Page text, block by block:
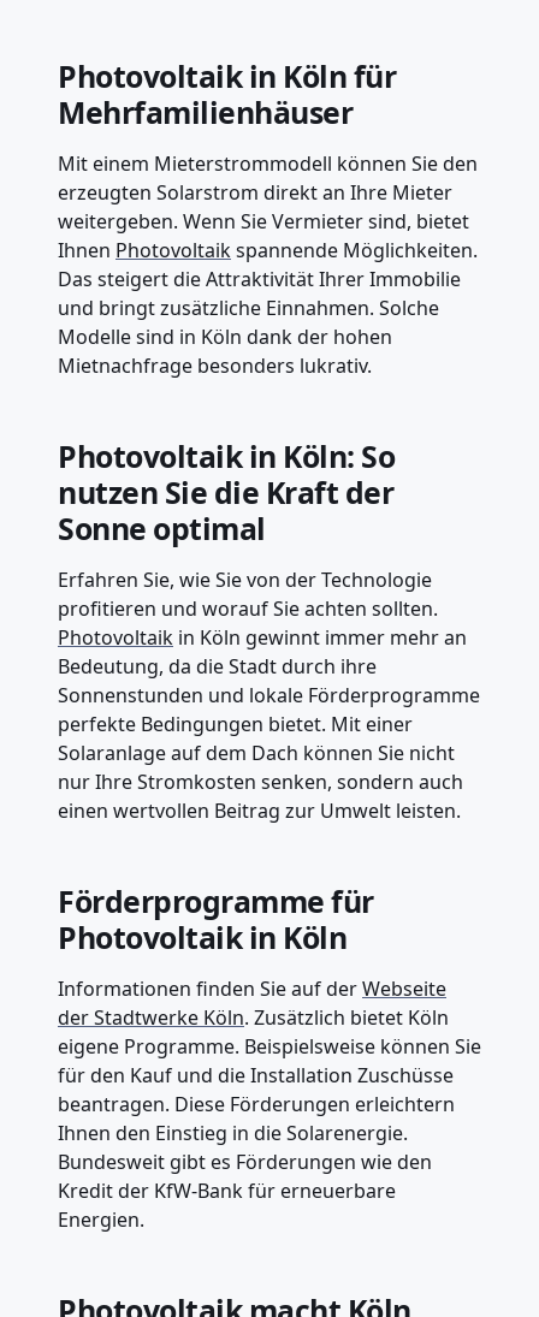
Photovoltaik in Köln für
Mehrfamilienhäuser
Mit einem Mieterstrommodell können Sie den
erzeugten Solarstrom direkt an Ihre Mieter
weitergeben. Wenn Sie Vermieter sind, bietet
Ihnen Photovoltaikspannende Möglichkeiten.
Das steigert die Attraktivität Ihrer Immobilie
und bringt zusätzliche Einnahmen. Solche
Modelle sind in Köln dank der hohen
Mietnachfrage besonders lukrativ.
Photovoltaik in Köln: So
nutzen Sie die Kraft der
Sonne optimal
Erfahren Sie, wie Sie von der Technologie
profitieren und worauf Sie achten sollten.
Photovoltaik in Köln gewinnt immer mehr an
Bedeutung, da die Stadt durch ihre
Sonnenstunden und lokale Förderprogramme
perfekte Bedingungen bietet. Mit einer
Solaranlage auf dem Dach können Sie nicht
nur Ihre Stromkosten senken, sondern auch
einen wertvollen Beitrag zur Umwelt leisten.
Förderprogramme für
Photovoltaik in Köln
Informationen finden Sie auf derWebseite
der Stadtwerke Köln. Zusätzlich bietet Köln
eigene Programme. Beispielsweise können Sie
für den Kauf und die Installation Zuschüsse
beantragen. Diese Förderungen erleichtern
Ihnen den Einstieg in die Solarenergie.
Bundesweit gibt es Förderungen wie den
Kredit der KfW-Bank für erneuerbare
Energien.